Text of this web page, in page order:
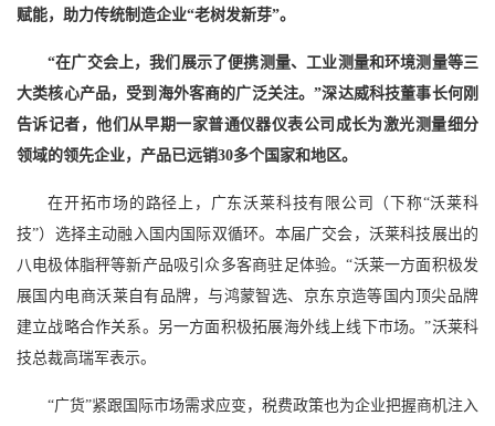
赋能，助力传统制造企业“老树发新芽”。
“在广交会上，我们展示了便携测量、工业测量和环境测量等三
大类核心产品，受到海外客商的广泛关注。”深达威科技董事长何刚
告诉记者，他们从早期一家普通仪器仪表公司成长为激光测量细分
领域的领先企业，产品已远销30多个国家和地区。
在开拓市场的路径上，广东沃莱科技有限公司（下称“沃莱科
技”）选择主动融入国内国际双循环。本届广交会，沃莱科技展出的
八电极体脂秤等新产品吸引众多客商驻足体验。“沃莱一方面积极发
展国内电商沃莱自有品牌，与鸿蒙智选、京东京造等国内顶尖品牌
建立战略合作关系。另一方面积极拓展海外线上线下市场。”沃莱科
技总裁高瑞军表示。
“广货”紧跟国际市场需求应变，税费政策也为企业把握商机注入